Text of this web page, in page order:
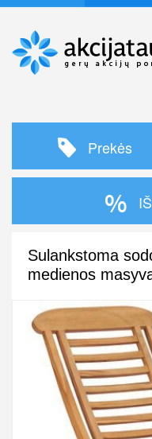
Prekės
Sulankstoma
medienos